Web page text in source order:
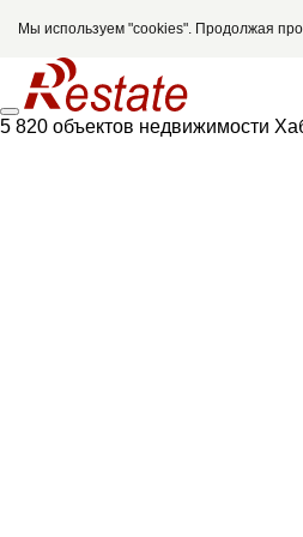
Мы используем "cookies". Продолжая
5 820 объектов недвижимости